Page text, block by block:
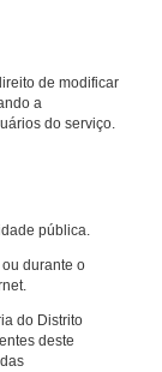
de modificar
a
do serviço.
pública.
durante o
do Distrito
deste